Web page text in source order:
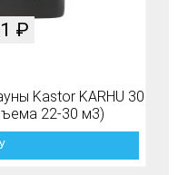
Kastor KARHU 30
22-30 м3)
₽